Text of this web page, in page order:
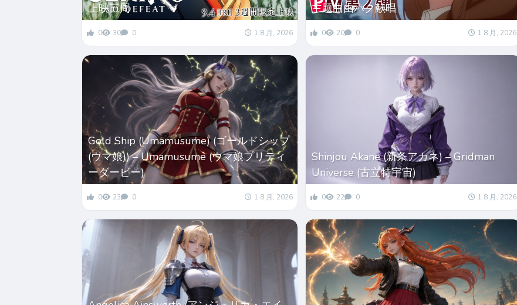
上映三周
0 30 0 1 8 月, 2026
主题曲由ハク献唱
0 20 0 1 8 月, 2026
Gold Ship (Umamusume) (ゴールドシップ
(ウマ娘)) – Umamusume (ウマ娘プリティ
ーダービー)
0 23 0 1 8 月, 2026
Shinjou Akane (新条アカネ) – Gridman
Universe (古立特宇宙)
0 22 0 1 8 月, 2026